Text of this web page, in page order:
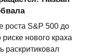
роста S&P 500 до
нового краха
раскритиковал